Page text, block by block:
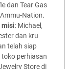
dan Tear Gas
Nation.
misi: Michael,
dan kru
telah siap
perhiasan
Store di